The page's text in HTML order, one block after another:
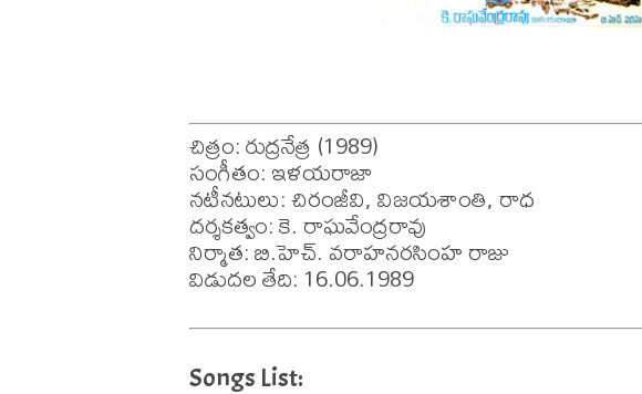
చిత్రం: రుద్రనేత్ర (1989)
సంగీతం: ఇళయరాజా
నటీనటులు: చిరంజీవి, విజయశాంతి, రాధ
దర్శకత్వం: కె. రాఘవేంద్రరావు
నిర్మాత: బి.హెచ్. వరాహనరసింహ రాజు
విడుదల తేది: 16.06.1989